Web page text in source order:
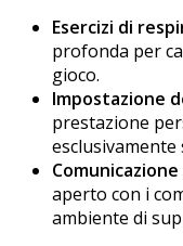
Esercizi di
profonda per
gioco.
Impostazione
prestazione
aperto con i
ambiente di